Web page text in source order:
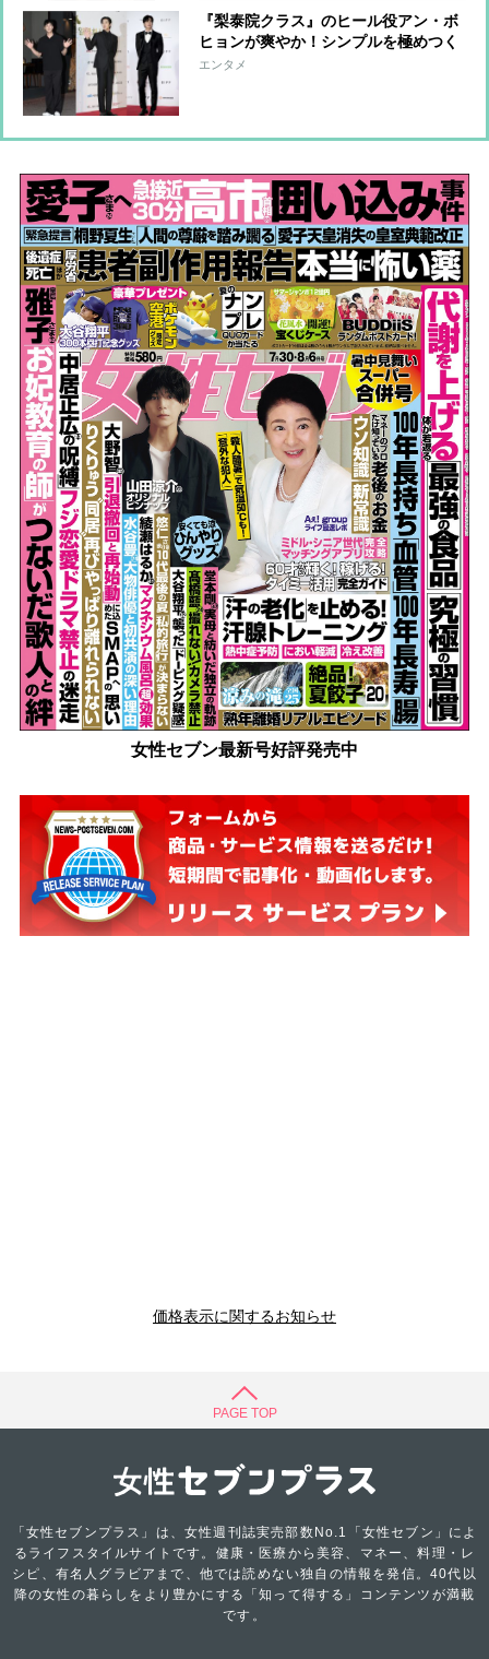
『梨泰院クラス』のヒール役アン・ボ
ヒョンが爽やか！シンプルを極めつく
したコーデ6選
エンタメ
女性セブン最新号好評発売中
価格表示に関するお知らせ
PAGE TOP
「女性セブンプラス」は、女性週刊誌実売部数No.1「女性セブン」によ
るライフスタイルサイトです。健康・医療から美容、マネー、料理・レ
シピ、有名人グラビアまで、他では読めない独自の情報を発信。40代以
降の女性の暮らしをより豊かにする「知って得する」コンテンツが満載
です。